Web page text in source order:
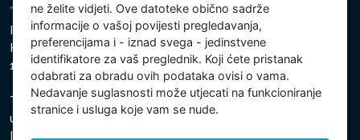
Intex Trading, s.r.o.
Hradecká 2526/3
130 00 Prag 3 - Češka Republika
Tvrtka je upisana pri Općinskom sudu u Pragu, odjel C,
uložak 74759
Identifikacijski broj tvrtke: 26150808, Porezni identifikacijski
ne želite vidjeti. Ove datoteke obično sadrže
informacije o vašoj povijesti pregledavanja,
preferencijama i - iznad svega - jedinstvene
identifikatore za vaš preglednik. Koji ćete pristanak
odabrati za obradu ovih podataka ovisi o vama.
Nedavanje suglasnosti može utjecati na funkcioniranje
stranice i usluga koje vam se nude.